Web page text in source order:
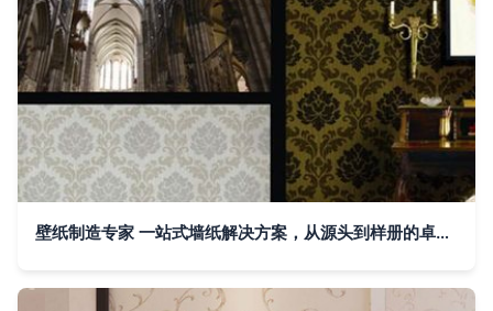
壁纸制造专家 一站式墙纸解决方案，从源头到样册的卓越品质